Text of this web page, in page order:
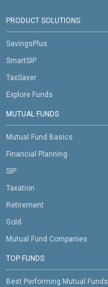
PRODUCT SOLUTIONS
SavingsPlus
SmartSIP
TaxSaver
Explore Funds
MUTUAL FUNDS
Mutual Fund Basics
Financial Planning
SIP
Taxation
Retirement
Gold
Mutual Fund Companies
TOP FUNDS
Best Performing Mutual Funds